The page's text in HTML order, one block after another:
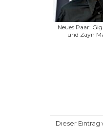
Neues Paar:
und Zayn
Dieser